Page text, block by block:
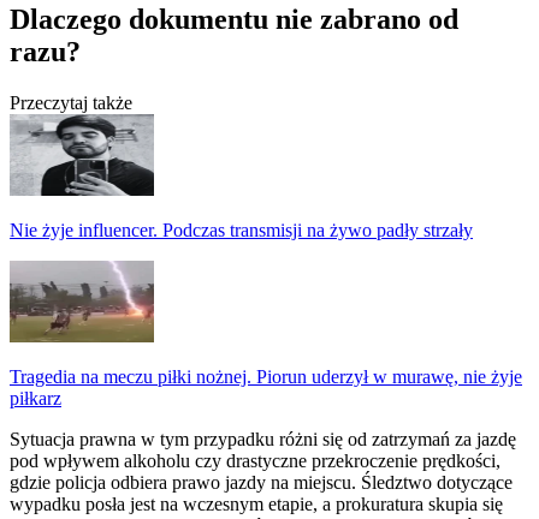
Dlaczego dokumentu nie zabrano od
razu?
Przeczytaj także
Nie żyje influencer. Podczas transmisji na żywo padły strzały
Tragedia na meczu piłki nożnej. Piorun uderzył w murawę, nie żyje
piłkarz
Sytuacja prawna w tym przypadku różni się od zatrzymań za jazdę
pod wpływem alkoholu czy drastyczne przekroczenie prędkości,
gdzie policja odbiera prawo jazdy na miejscu. Śledztwo dotyczące
wypadku posła jest na wczesnym etapie, a prokuratura skupia się